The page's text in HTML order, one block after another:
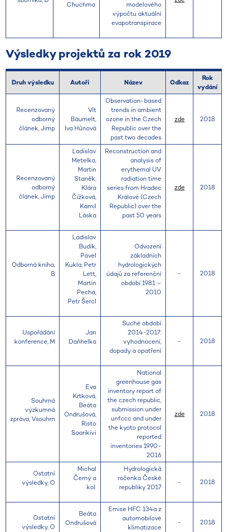
Chuchma
modelového
výpočtu aktuální
evapotranspirace
Výsledky projektů za rok 2019
Druh výsledku Autoři Název Odkaz
Rok
vydání
Recenzovaný
odborný
článek, Jimp
Vít
Bäumelt,
Iva Hůnová
Observation-based
trends in ambient
ozone in the Czech
Republic over the
past two decades
zde 2018
Recenzovaný
odborný
článek, Jimp
Ladislav
Metelka,
Martin
Staněk,
Klára
Čížková,
Kamil
Láska
Reconstruction and
analysis of
erythemal UV
radiation time
series from Hradec
Králové (Czech
Republic) over the
past 50 years
zde 2018
Odborná kniha,
B
Ladislav
Budík,
Pavel
Kukla, Petr
Lett,
Martin
Pecha,
Petr Šercl
Odvození
základních
hydrologických
údajů za referenční
období 1981 –
2010
- 2018
Uspořádání
konference, M
Jan
Daňhelka
Suché období
2014-2017:
vyhodnocení,
dopady a opatření
- 2018
Souhrná
výzkumná
zpráva, Vsouhrn
Eva
Krtková,
Beáta
Ondrušová,
Risto
Saarikivi
National
greenhouse gas
inventory report of
the czech republic,
submission under
unfccc and under
the kyoto protocol
reported
inventories 1990-
2016
zde 2018
Ostatní
výsledky, O
Michal
Černý a
kol.
Hydrologická
ročenka České
republiky 2017
- 2018
Ostatní
výsledky, O
Beáta
Ondrušová
Emise HFC 134a z
automobilové
klimatizace
- 2018